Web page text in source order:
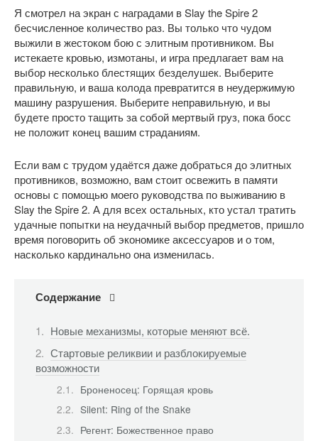
Я смотрел на экран с наградами в Slay the Spire 2
бесчисленное количество раз. Вы только что чудом
выжили в жестоком бою с элитным противником. Вы
истекаете кровью, измотаны, и игра предлагает вам на
выбор несколько блестящих безделушек. Выберите
правильную, и ваша колода превратится в неудержимую
машину разрушения. Выберите неправильную, и вы
будете просто тащить за собой мертвый груз, пока босс
не положит конец вашим страданиям.
Если вам с трудом удаётся даже добраться до элитных
противников, возможно, вам стоит освежить в памяти
основы с помощью моего руководства по выживанию в
Slay the Spire 2. А для всех остальных, кто устал тратить
удачные попытки на неудачный выбор предметов, пришло
время поговорить об экономике аксессуаров и о том,
насколько кардинально она изменилась.
Содержание
Новые механизмы, которые меняют всё.
Стартовые реликвии и разблокируемые
возможности
Броненосец: Горящая кровь
Silent: Ring of the Snake
Регент: Божественное право